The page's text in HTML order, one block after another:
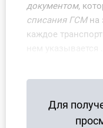
О Системе
Обучение
бухгалтера
документом,
списания ГСМна
каждое
Для